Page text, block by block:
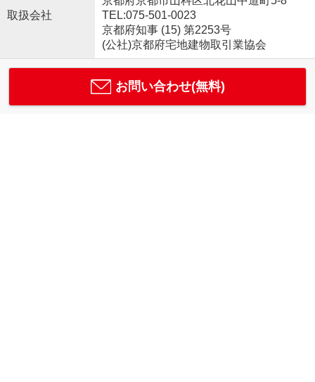
取扱会社
TEL:075-501-0023
京都府知事 (15) 第2253号
(公社)京都府宅地建物取引業協会
お問い合わせ(無料)